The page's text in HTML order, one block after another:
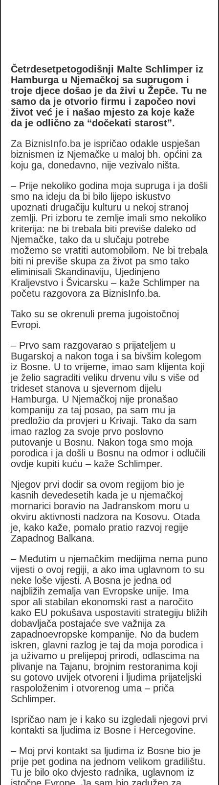
Četrdesetpetogodišnji Malte Schlimper iz
Hamburga u Njemačkoj sa suprugom i
troje djece došao je da živi u Žepče. Tu ne
samo da je otvorio firmu i započeo novi
život već je i našao mjesto za koje kaže
da je odlično za “dočekati starost”.
Za BiznisInfo.ba je ispričao odakle uspješan
biznismen iz Njemačke u maloj bh. općini za
koju ga, donedavno, nije vezivalo ništa.
– Prije nekoliko godina moja supruga i ja došli
smo na ideju da bi bilo lijepo iskustvo
upoznati drugačiju kulturu u nekoj stranoj
zemlji. Pri izboru te zemlje imali smo nekoliko
kriterija: ne bi trebala biti previše daleko od
Njemačke, tako da u slučaju potrebe
možemo se vratiti automobilom. Ne bi trebala
biti ni previše skupa za život pa smo tako
eliminisali Skandinaviju, Ujedinjeno
Kraljevstvo i Švicarsku – kaže Schlimper na
početu razgovora za BiznisInfo.ba.
Tako su se okrenuli prema jugoistočnoj
Evropi.
– Prvo sam razgovarao s prijateljem u
Bugarskoj a nakon toga i sa bivšim kolegom
iz Bosne. U to vrijeme, imao sam klijenta koji
je želio sagraditi veliku drvenu vilu s više od
trideset stanova u sjevernom dijelu
Hamburga. U Njemačkoj nije pronašao
kompaniju za taj posao, pa sam mu ja
predložio da provjeri u Krivaji. Tako da sam
imao razlog za svoje prvo poslovno
putovanje u Bosnu. Nakon toga smo moja
porodica i ja došli u Bosnu na odmor i odlučili
ovdje kupiti kuću – kaže Schlimper.
Njegov prvi dodir sa ovom regijom bio je
kasnih devedesetih kada je u njemačkoj
mornarici boravio na Jadranskom moru u
okviru aktivnosti nadzora na Kosovu. Otada
je, kako kaže, pomalo pratio razvoj regije
Zapadnog Balkana.
– Međutim u njemačkim medijima nema puno
vijesti o ovoj regiji, a ako ima uglavnom to su
neke loše vijesti. A Bosna je jedna od
najbližih zemalja van Evropske unije. Ima
spor ali stabilan ekonomski rast a naročito
kako EU pokušava uspostaviti strategiju bližih
dobavljača postajaće sve važnija za
zapadnoevropske kompanije. No da budem
iskren, glavni razlog je taj da moja porodica i
ja uživamo u prelijepoj prirodi, odlascima na
plivanje na Tajanu, brojnim restoranima koji
su gotovo uvijek otvoreni i ljudima prijateljski
raspoloženim i otvorenog uma – priča
Schlimper.
Ispričao nam je i kako su izgledali njegovi prvi
kontakti sa ljudima iz Bosne i Hercegovine.
– Moj prvi kontakt sa ljudima iz Bosne bio je
prije pet godina na jednom velikom gradilištu.
Tu je bilo oko dvjesto radnika, uglavnom iz